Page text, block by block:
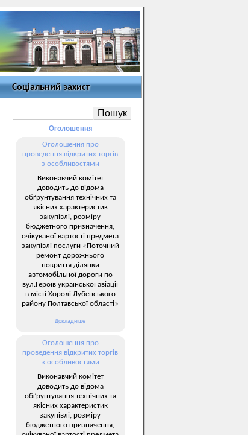
Соціальний захист
Оголошення
Оголошення про
проведення відкритих торгів
з особливостями
Виконавчий комітет
доводить до відома
обґрунтування технічних та
якісних характеристик
закупівлі, розміру
бюджетного призначення,
очікуваної вартості предмета
закупівлі послуги «Поточний
ремонт дорожнього
покриття ділянки
автомобільної дороги по
вул.Героїв української авіації
в місті Хоролі Лубенського
району Полтавської області»
Докладніше
Оголошення про
проведення відкритих торгів
з особливостями
Виконавчий комітет
доводить до відома
обґрунтування технічних та
якісних характеристик
закупівлі, розміру
бюджетного призначення,